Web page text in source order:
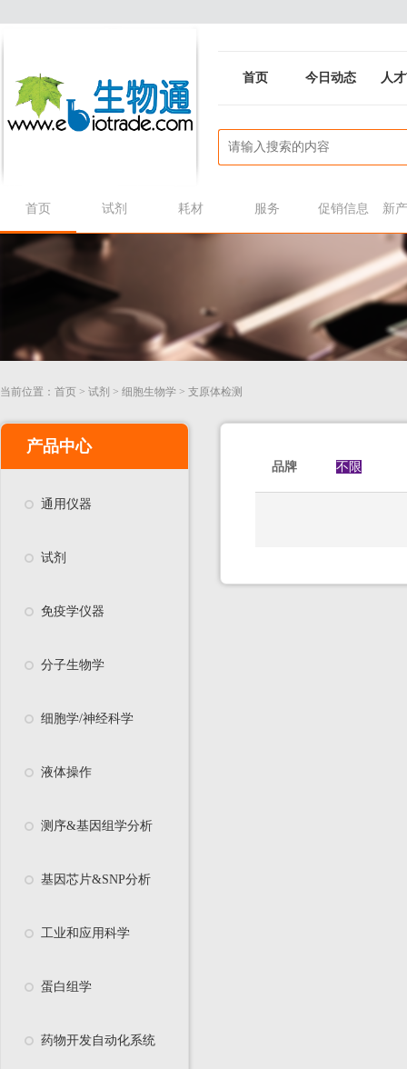
首页 今日动态 人
首页 试剂 耗材 服务 促销信息 新
当前位置： 首页 > 试剂 > 细胞生物学 > 支原体检测
产品中心
通用仪器
试剂
免疫学仪器
分子生物学
细胞学/神经科学
液体操作
测序&基因组学分析
基因芯片&SNP分析
工业和应用科学
蛋白组学
药物开发自动化系统
品牌 不限